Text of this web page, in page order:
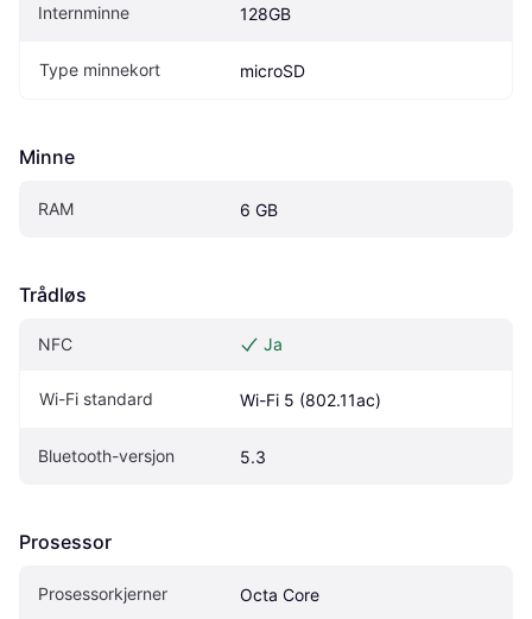
Internminne 128GB
Type minnekort microSD
Minne
RAM 6 GB
Trådløs
NFC Ja
Wi-Fi standard Wi-Fi 5 (802.11ac)
Bluetooth-versjon 5.3
Prosessor
Prosessorkjerner Octa Core